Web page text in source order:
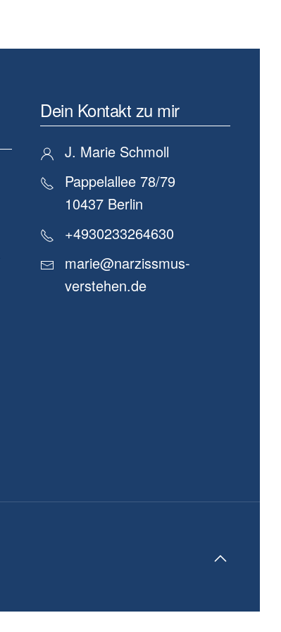
Dein Kontakt zu mir
J. Marie Schmoll
Pappelallee 78/79
10437 Berlin
+4930233264630
marie@narzissmus-
verstehen.de